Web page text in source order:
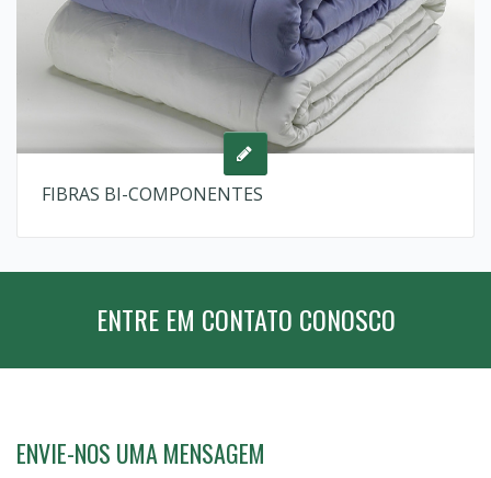
FIBRAS BI-COMPONENTES
ENTRE EM CONTATO CONOSCO
ENVIE-NOS UMA MENSAGEM